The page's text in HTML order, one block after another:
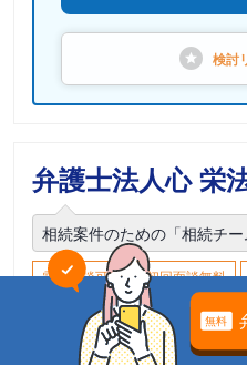
検討
弁護士法人心 栄
相続案件のための「相続チ
電話相談可能 初回面談無料
18時以降面談可能
愛知県